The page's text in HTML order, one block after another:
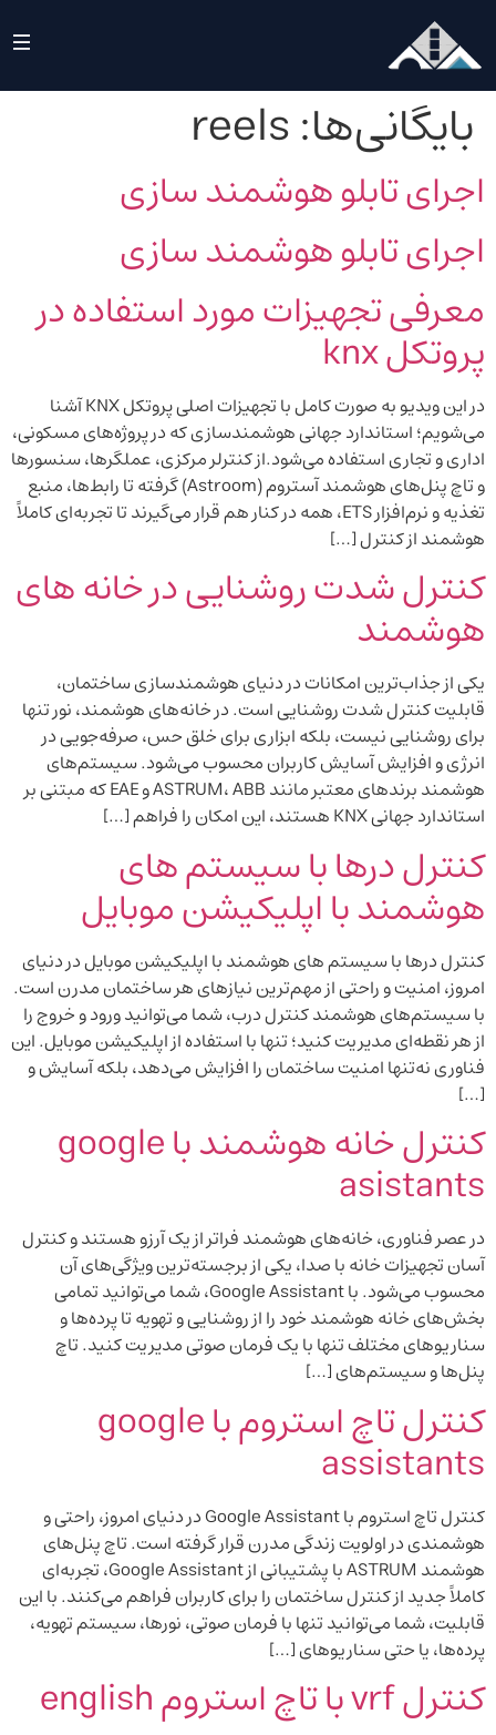
بایگانی‌ها:reels
اجرای تابلو هوشمند سازی
اجرای تابلو هوشمند سازی
معرفی تجهیزات مورد استفاده در
پروتکل knx
در این ویدیو به صورت کامل با تجهیزات اصلی پروتکل KNX آشنا
می‌شویم؛ استاندارد جهانی هوشمندسازی که در پروژه‌های مسکونی،
اداری و تجاری استفاده می‌شود.از کنترلر مرکزی، عملگرها، سنسورها
و تاچ پنل‌های هوشمند آستروم (Astroom) گرفته تا رابط‌ها، منبع
تغذیه و نرم‌افزار ETS، همه در کنار هم قرار می‌گیرند تا تجربه‌ای کاملاً
هوشمند از کنترل […]
کنترل شدت روشنایی در خانه های
هوشمند
یکی از جذاب‌ترین امکانات در دنیای هوشمندسازی ساختمان،
قابلیت کنترل شدت روشنایی است. در خانه‌های هوشمند، نور تنها
برای روشنایی نیست، بلکه ابزاری برای خلق حس، صرفه‌جویی در
انرژی و افزایش آسایش کاربران محسوب می‌شود. سیستم‌های
هوشمند برندهای معتبر مانند ASTRUM، ABB و EAE که مبتنی بر
استاندارد جهانی KNX هستند، این امکان را فراهم […]
کنترل درها با سیستم های
هوشمند با اپلیکیشن موبایل
کنترل درها با سیستم های هوشمند با اپلیکیشن موبایل در دنیای
امروز، امنیت و راحتی از مهم‌ترین نیازهای هر ساختمان مدرن است.
با سیستم‌های هوشمند کنترل درب، شما می‌توانید ورود و خروج را
از هر نقطه‌ای مدیریت کنید؛ تنها با استفاده از اپلیکیشن موبایل. این
فناوری نه‌تنها امنیت ساختمان را افزایش می‌دهد، بلکه آسایش و
[…]
کنترل خانه هوشمند با google
asistants
در عصر فناوری، خانه‌های هوشمند فراتر از یک آرزو هستند و کنترل
آسان تجهیزات خانه با صدا، یکی از برجسته‌ترین ویژگی‌های آن
محسوب می‌شود. با Google Assistant، شما می‌توانید تمامی
بخش‌های خانه هوشمند خود را از روشنایی و تهویه تا پرده‌ها و
سناریوهای مختلف تنها با یک فرمان صوتی مدیریت کنید. تاچ
پنل‌ها و سیستم‌های […]
کنترل تاچ استروم با google
assistants
کنترل تاچ استروم با Google Assistant در دنیای امروز، راحتی و
هوشمندی در اولویت زندگی مدرن قرار گرفته است. تاچ پنل‌های
هوشمند ASTRUM با پشتیبانی از Google Assistant، تجربه‌ای
کاملاً جدید از کنترل ساختمان را برای کاربران فراهم می‌کنند. با این
قابلیت، شما می‌توانید تنها با فرمان صوتی، نورها، سیستم تهویه،
پرده‌ها، یا حتی سناریوهای […]
کنترل vrf با تاچ استروم english